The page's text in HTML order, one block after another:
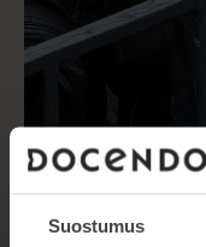
Suostumus